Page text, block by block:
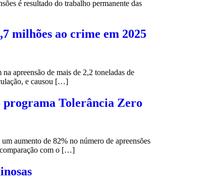
é resultado do trabalho permanente das
milhões ao crime em 2025
apreensão de mais de 2,2 toneladas de
e causou […]
programa Tolerância Zero
aumento de 82% no número de apreensões
com o […]